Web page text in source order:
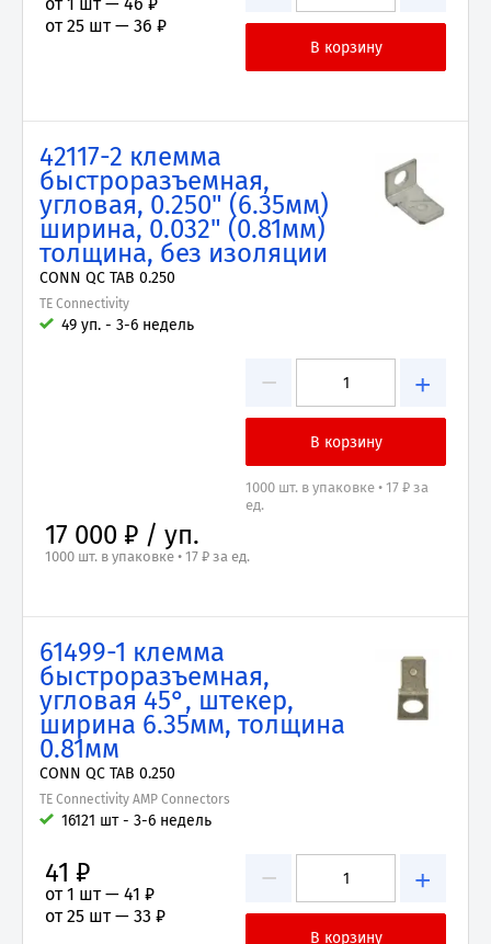
от 25 шт — 36 ₽
42117-2 клемма
быстроразъемная,
угловая, 0.250" (6.35мм)
ширина, 0.032" (0.81мм)
толщина, без изоляции
CONN QC TAB 0.250
TE Connectivity
49 уп. - 3-6 недель
− +
1000 шт. в упаковке • 17 ₽ за
ед.
17 000 ₽ / уп.
1000 шт. в упаковке • 17 ₽ за ед.
61499-1 клемма
быстроразъемная,
угловая 45°, штекер,
ширина 6.35мм, толщина
0.81мм
CONN QC TAB 0.250
TE Connectivity AMP Connectors
16121 шт - 3-6 недель
− +
41 ₽
от 1 шт — 41 ₽
от 25 шт — 33 ₽